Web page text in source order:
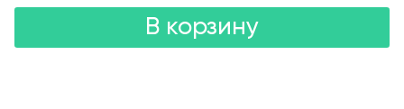
В корзину